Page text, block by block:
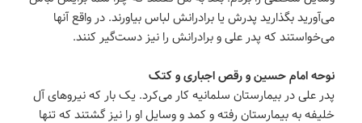
می‌آورید بگذارید پدرش یا برادرانش لباس بیاورند. در واقع آنها
می‌خواستند که پدر علی و برادرانش را نیز دست‌گیر کنند.
نوحه امام حسین و رقص اجباری و کتک
پدر علی در بیمارستان سلمانیه کار می‌کرد. یک بار که نیروهای آل
خلیفه به بیمارستان رفته و کمد و وسایل او را نیز گشتند که تنها